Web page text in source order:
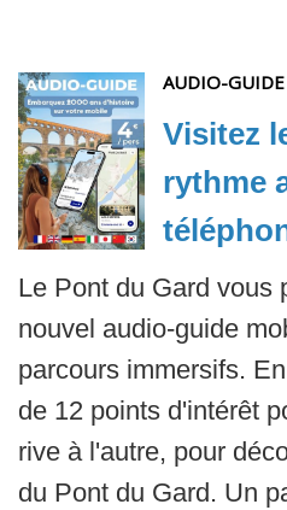
AUDIO-
Visitez
rythme
Le Pont du Gard vous
nouvel audio-guide
parcours immersifs.
de 12 points d'intérêt
rive à l'autre, pour
du Pont du Gard. Un